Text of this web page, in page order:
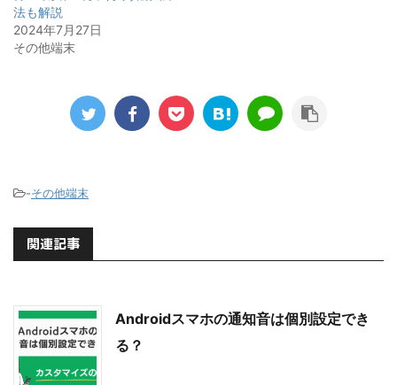
法も解説
2024年7月27日
その他端末
-その他端末
関連記事
Androidスマホの通知音は個別設定でき
る？